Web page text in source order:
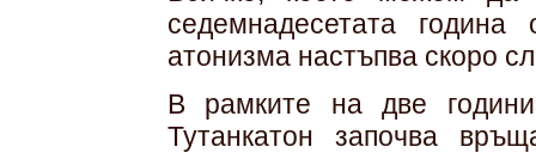
седемнадесетата
атонизма настъпва скоро
В рамките на две
Тутанкатон започва